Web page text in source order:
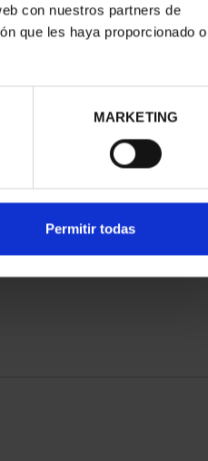
con nuestros partners de
que les haya proporcionado o
MARKETING
Permitir todas